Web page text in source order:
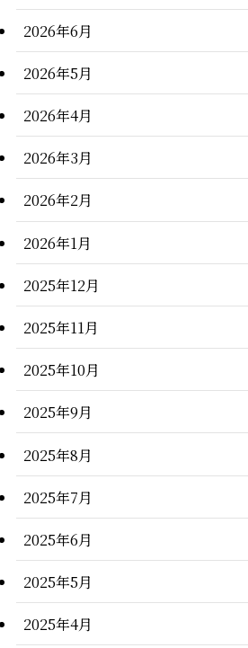
2026年6月
2026年5月
2026年4月
2026年3月
2026年2月
2026年1月
2025年12月
2025年11月
2025年10月
2025年9月
2025年8月
2025年7月
2025年6月
2025年5月
2025年4月